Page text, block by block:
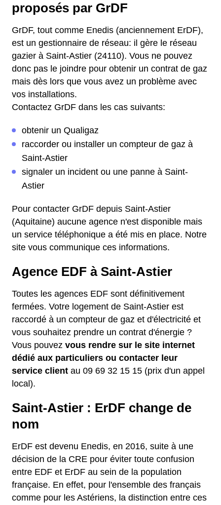
proposés par GrDF
GrDF, tout comme Enedis (anciennement ErDF),
est un gestionnaire de réseau: il gère le réseau
gazier à Saint-Astier (24110). Vous ne pouvez
donc pas le joindre pour obtenir un contrat de gaz
mais dès lors que vous avez un problème avec
vos installations.
Contactez GrDF dans les cas suivants:
obtenir un Qualigaz
raccorder ou installer un compteur de gaz à
Saint-Astier
signaler un incident ou une panne à Saint-
Astier
Pour contacter GrDF depuis Saint-Astier
(Aquitaine) aucune agence n'est disponible mais
un service téléphonique a été mis en place. Notre
site vous communique ces informations.
Agence EDF à Saint-Astier
Toutes les agences EDF sont définitivement
fermées. Votre logement de Saint-Astier est
raccordé à un compteur de gaz et d'électricité et
vous souhaitez prendre un contrat d'énergie ?
Vous pouvez vous rendre sur le site internet
dédié aux particuliers ou contacter leur
service client au 09 69 32 15 15 (prix d'un appel
local).
Saint-Astier : ErDF change de
nom
ErDF est devenu Enedis, en 2016, suite à une
décision de la CRE pour éviter toute confusion
entre EDF et ErDF au sein de la population
française. En effet, pour l'ensemble des français
comme pour les Astériens, la distinction entre ces